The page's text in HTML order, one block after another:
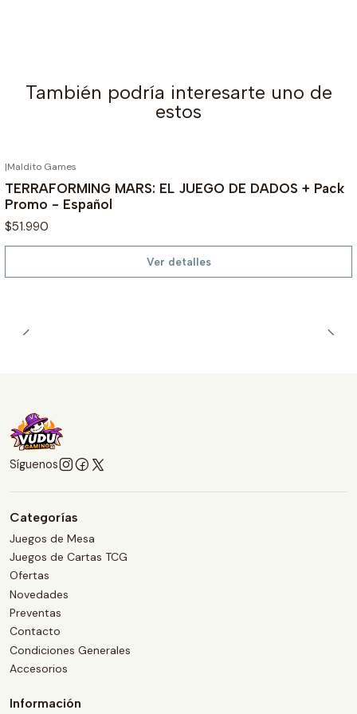
También podría interesarte uno de
estos
|Maldito Games
TERRAFORMING MARS: EL JUEGO DE DADOS + Pack
Promo - Español
$51.990
Ver detalles
Síguenos
Categorías
Juegos de Mesa
Juegos de Cartas TCG
Ofertas
Novedades
Preventas
Contacto
Condiciones Generales
Accesorios
Información